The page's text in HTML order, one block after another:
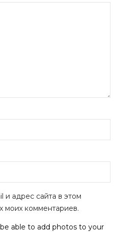
и адрес сайта в этом
моих комментариев.
able to add photos to your